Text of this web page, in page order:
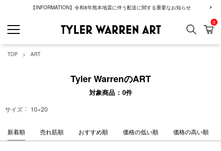
【INFORMATION】令和8年熊本地震に伴う配送に関する重要なお知らせ
GREENROOM
検索 カ
0
TOP ART
Tyler WarrenのART
対象商品 0件
サイズ 10×20
新着順 売れ筋順 おすすめ順 価格の低い順 価格の高い順